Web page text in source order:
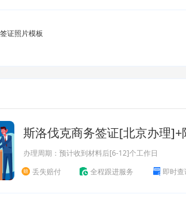
证照片模板
斯洛伐克商务签证[北京办理]+
办理周期：预计收到材料后[6-12]个工作日
丢失赔付
全程跟进服务 即时查